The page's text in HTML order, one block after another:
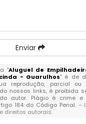
Enviar
"Aluguel de
- Guarulhos" é de
reprodução, parcial ou
nossos links, é proibida
autor. Plágio é crime e
184 do Código Penal. –
direitos autorais.